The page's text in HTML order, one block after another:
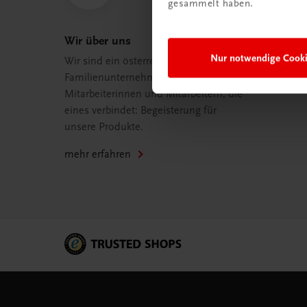
gesammelt haben.
Nur notwendige
Wir über uns
Wir sind ein österreichisches
Familienunternehmen mit 75
Mitarbeiterinnen und Mitarbeitern, die
eines verbindet: Begeisterung für
unsere Produkte.
mehr erfahren